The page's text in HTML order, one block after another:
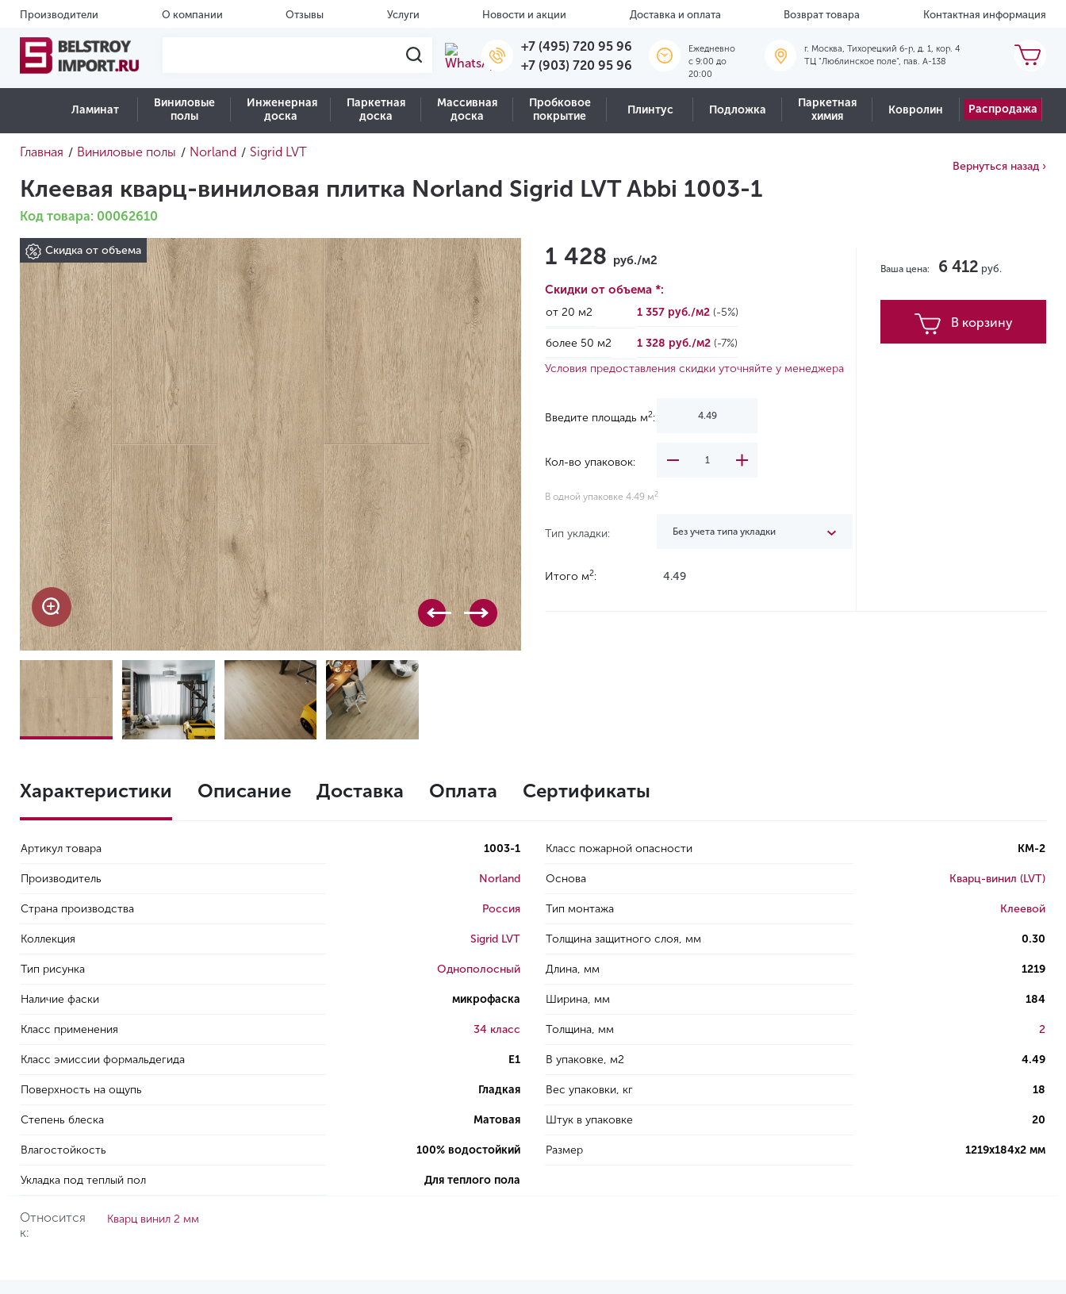
Производители О компании Отзывы Услуги Новости и акции Доставка и оплата Возврат товара Контактная информация
+7 (495) 720 95 96
+7 (903) 720 95 96
Ежедневно
c 9:00 до
20:00
г. Москва, Тихорецкий б-р, д. 1, кор. 4
ТЦ "Люблинское поле", пав. А-138
Ламинат
Виниловые
полы
Инженерная
доска
Паркетная
доска
Массивная
доска
Пробковое
покрытие
Плинтус Подложка
Паркетная
химия
Ковролин Распродажа
Главная / Виниловые полы / Norland / Sigrid LVT
Клеевая кварц-виниловая плитка Norland Sigrid LVT Abbi 1003-1
Код товара: 00062610
Скидка от объема
Вернуться назад ›
1 428 руб./м2
Скидки от объема *:
от 20 м2 1 357 руб./м2 (-5%)
более 50 м2 1 328 руб./м2 (-7%)
Условия предоставления скидки уточняйте у менеджера
Введите площадь м2:
Кол-во упаковок:
В одной упаковке 4.49 м 2
Тип укладки: Без учета типа укладки
Итого м2: 4.49
Ваша цена: 6 412 руб.
В корзину
Характеристики Описание Доставка Оплата Сертификаты
Артикул товара 1003-1
Производитель Norland
Страна производства Россия
Коллекция Sigrid LVT
Тип рисунка Однополосный
Наличие фаски микрофаска
Класс применения 34 класс
Класс эмиссии формальдегида E1
Поверхность на ощупь Гладкая
Степень блеска Матовая
Влагостойкость 100% водостойкий
Укладка под теплый пол Для теплого пола
Класс пожарной опасности КМ-2
Основа Кварц-винил (LVT)
Тип монтажа Клеевой
Толщина защитного слоя, мм 0.30
Длина, мм 1219
Ширина, мм 184
Толщина, мм 2
В упаковке, м2 4.49
Вес упаковки, кг 18
Штук в упаковке 20
Размер 1219х184х2 мм
Относится
к:
Кварц винил 2 мм